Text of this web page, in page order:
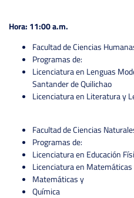
Hora: 11:00 a.m.
Facultad de Ciencias
Programas de:
Licenciatura en Lenguas
Santander de Quilichao
Licenciatura en Literatura y
Facultad de Ciencias
Programas de:
Licenciatura en Educación
Licenciatura en Matemáticas
Matemáticas y
Química